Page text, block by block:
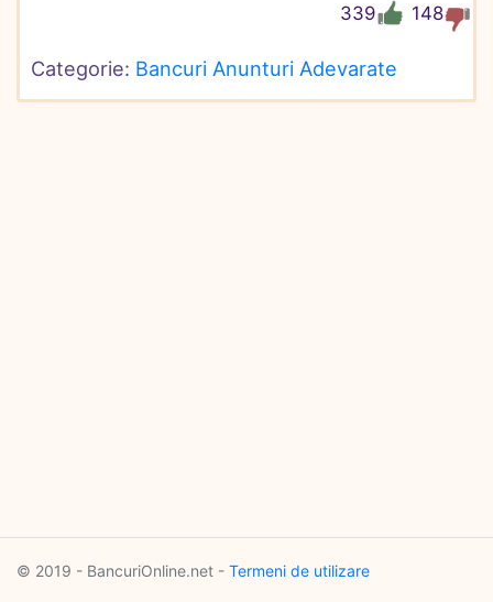
148
339
Categorie: Bancuri Anunturi Adevarate
© 2019 - BancuriOnline.net - Termeni de utilizare